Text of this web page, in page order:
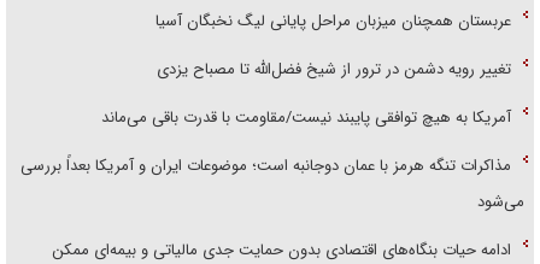
عربستان همچنان میزبان مراحل پایانی لیگ نخبگان آسیا
تغییر رویه دشمن در ترور از شیخ فضل‌الله تا مصباح یزدی
آمریکا به هیچ توافقی پایبند نیست/مقاومت با قدرت باقی می‌ماند
مذاکرات تنگه هرمز با عمان دوجانبه است؛ موضوعات ایران و آمریکا بعداً بررسی
می‌شود
ادامه حیات بنگاه‌های اقتصادی بدون حمایت جدی مالیاتی و بیمه‌ای ممکن